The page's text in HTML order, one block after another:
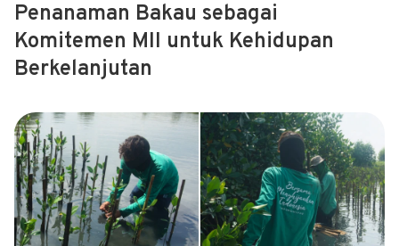
Penanaman Bakau sebagai
Komitemen MII untuk Kehidupan
Berkelanjutan